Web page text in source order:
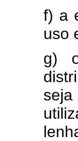
f) a
uso
g)
seja